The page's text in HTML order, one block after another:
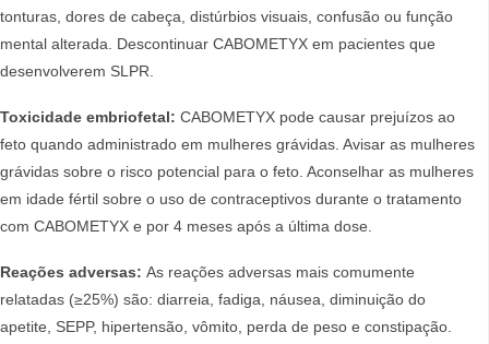
tonturas, dores de cabeça, distúrbios visuais, confusão ou função
mental alterada. Descontinuar CABOMETYX em pacientes que
desenvolverem SLPR.
Toxicidade embriofetal: CABOMETYX pode causar prejuízos ao
feto quando administrado em mulheres grávidas. Avisar as mulheres
grávidas sobre o risco potencial para o feto. Aconselhar as mulheres
em idade fértil sobre o uso de contraceptivos durante o tratamento
com CABOMETYX e por 4 meses após a última dose.
Reações adversas: As reações adversas mais comumente
relatadas (≥25%) são: diarreia, fadiga, náusea, diminuição do
apetite, SEPP, hipertensão, vômito, perda de peso e constipação.